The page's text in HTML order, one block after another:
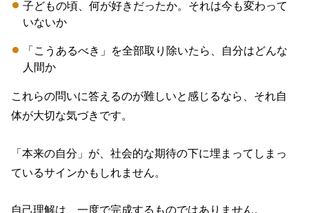
子どもの頃、何が好きだったか。それは今も変わって
いないか
「こうあるべき」を全部取り除いたら、自分はどんな
人間か
これらの問いに答えるのが難しいと感じるなら、それ自
体が大切な気づきです。
「本来の自分」が、社会的な期待の下に埋まってしまっ
ているサインかもしれません。
自己理解は、一度で完成するものではありません。